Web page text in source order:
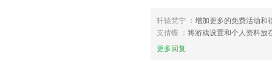
轩辕梵宁 ：增加更多的免费活动和
支倩蝶 ：将游戏设置和个人资料放
更多回复